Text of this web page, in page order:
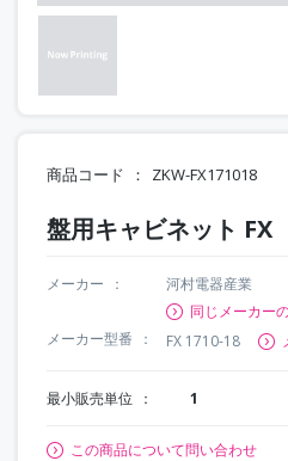
商品コード ZKW-FX171018
盤用キャビネット FX
メーカー
河村電器産業
同じメーカー
メーカー型番
FX 1710-18
最小販売単位 1
この商品について問い合わせ